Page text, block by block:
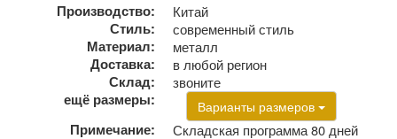
Производство:
Китай
Стиль:
современный стиль
Материал:
металл
Доставка:
в любой регион
Склад:
звоните
ещё размеры:
Варианты размеров
Примечание:
Складская программа 80 дней